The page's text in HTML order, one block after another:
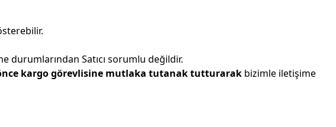
durumlarından Satıcı sorumlu değildir.
kargo görevlisine mutlaka tutanak tutturarak bizimle iletişime